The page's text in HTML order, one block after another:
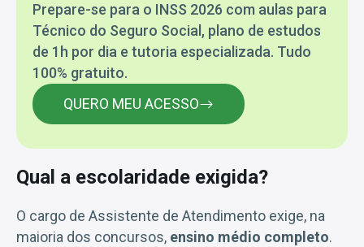
Prepare-se para o INSS 2026 com aulas para
Técnico do Seguro Social, plano de estudos
de 1h por dia e tutoria especializada. Tudo
100% gratuito.
QUERO MEU ACESSO
Qual a escolaridade exigida?
O cargo de Assistente de Atendimento exige, na
maioria dos concursos, ensino médio completo.